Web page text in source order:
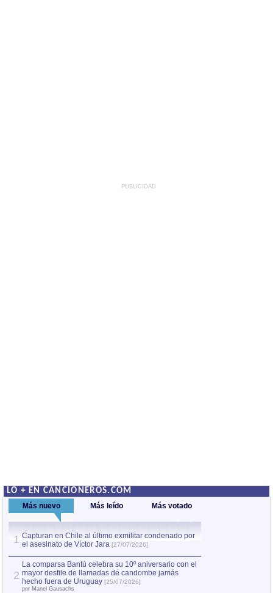
PUBLICIDAD
LO + EN CANCIONEROS.COM
Más nuevo Más leído Más votado
1 Capturan en Chile al último exmilitar condenado por
el asesinato de Víctor Jara [27/07/2026]
2
La comparsa Bantú celebra su 10º aniversario con el
mayor desfile de llamadas de candombe jamás
hecho fuera de Uruguay [25/07/2026]
por Manel Gausachs